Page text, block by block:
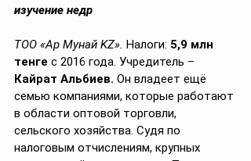
изучение недр
ТОО «Ар Мунай KZ». Налоги: 5,9 млн
тенге с 2016 года. Учредитель –
Кайрат Альбиев. Он владеет ещё
семью компаниями, которые работают
в области оптовой торговли,
сельского хозяйства. Судя по
налоговым отчислениям, крупных